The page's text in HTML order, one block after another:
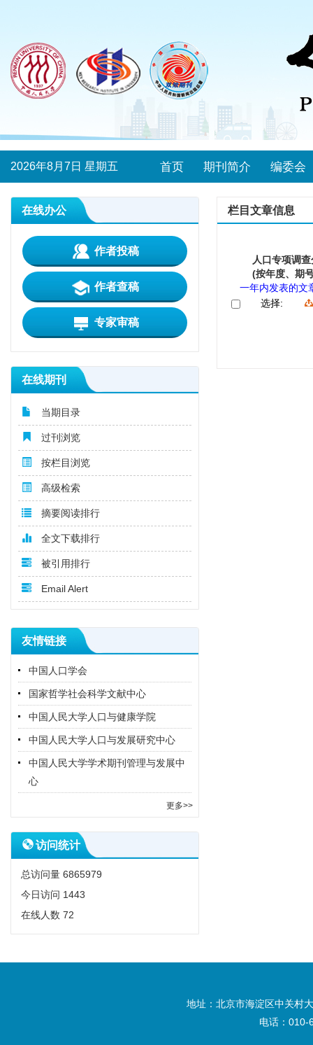
2026年8月7日 星期五 首页 期刊简介 编委会
在线办公
作者投稿
作者查稿
专家审稿
在线期刊
当期目录
过刊浏览
按栏目浏览
高级检索
摘要阅读排行
全文下载排行
被引用排行
Email Alert
友情链接
中国人口学会
国家哲学社会科学文献中心
中国人民大学人口与健康学院
中国人民大学人口与发展研究中心
中国人民大学学术期刊管理与发展中
心
更多>>
访问统计
总访问量 6865979
今日访问 1443
在线人数 72
栏目文章信息
人口专项调
(按年度、期
一年内发表的文
选择:
地址：北京市海淀区中关村
电话：